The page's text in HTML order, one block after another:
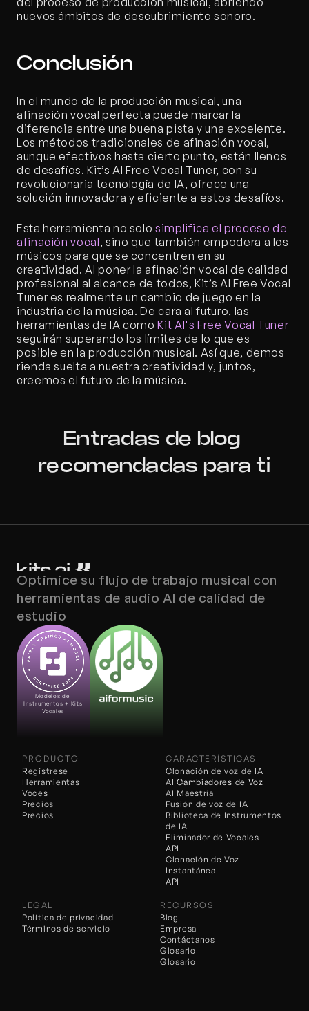
nuevos ámbitos de descubrimiento sonoro.
Conclusión
In el mundo de la producción musical, una
afinación vocal perfecta puede marcar la
diferencia entre una buena pista y una excelente.
Los métodos tradicionales de afinación vocal,
aunque efectivos hasta cierto punto, están llenos
de desafíos. Kit’s AI Free Vocal Tuner, con su
revolucionaria tecnología de IA, ofrece una
solución innovadora y eficiente a estos desafíos.
Esta herramienta no solo simplifica el proceso de
afinación vocal, sino que también empodera a los
músicos para que se concentren en su
creatividad. Al poner la afinación vocal de calidad
profesional al alcance de todos, Kit’s AI Free Vocal
Tuner es realmente un cambio de juego en la
industria de la música. De cara al futuro, las
herramientas de IA como Kit AI's Free Vocal Tuner
seguirán superando los límites de lo que es
posible en la producción musical. Así que, demos
rienda suelta a nuestra creatividad y, juntos,
creemos el futuro de la música.
Entradas de blog
recomendadas para ti
Optimice su flujo de trabajo musical con
herramientas de audio AI de calidad de
estudio
Modelos de
Instrumentos + Kits
Vocales
PRODUCTO
Regístrese
Herramientas
Voces
Precios
Precios
CARACTERÍSTICAS
Clonación de voz de IA
Fusión de voz de IA
AI Cambiadores de Voz
AI Maestría
Biblioteca de Instrumentos
de IA
Eliminador de Vocales
API
Clonación de Voz
Instantánea
API
LEGAL
Política de privacidad
Términos de servicio
RECURSOS
Blog
Empresa
Contáctanos
Glosario
Glosario